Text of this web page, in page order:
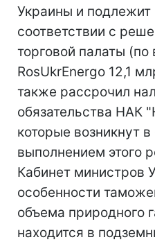
Украины и подлежит
соответствии с
торговой палаты (по
RosUkrEnergo 12,1
также рассрочил
обязательства НАК
которые возникнут в
выполнением этого
Кабинет министров
особенности
объема природного
находится в